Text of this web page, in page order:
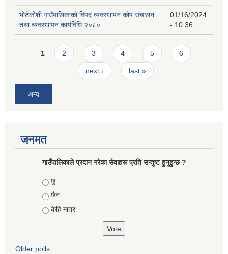
भोटेकोशी गाउँपालिकाको विपद व्यवस्थापन कोष संचालन
तथा व्यवस्थापन कार्यविधि २०८०
01/16/2024
- 10:36
Pages
1 2 3 4 5 6
next › last »
अन्य
जनमत
गाउँपालिकाले प्रदान गरेका सेवाहरू प्रति सन्तुष्ट हुनुहुन्छ ?
Choices
छु
छैन
केहि मात्र
Older polls